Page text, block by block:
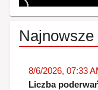
8/6/2026, 07:33
Liczba